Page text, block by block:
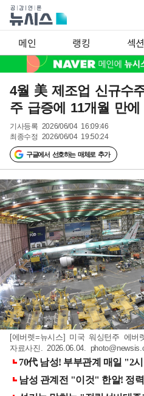
메인 랭킹 섹션
4월 美 제조업 신규수
주 급증에 11개월 만
기사등록 2026/06/04 16:09:46
최종수정 2026/06/04 19:50:24
구글에서 선호하는 매체로 추가
[에버렛=뉴시스] 미국 워싱턴주 에
자료사진. 2026.06.04.